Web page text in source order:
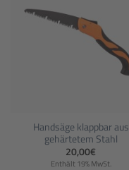
Handsäge klappbar aus
gehärtetem Stahl
20,00€
Enthält 19% MwSt.